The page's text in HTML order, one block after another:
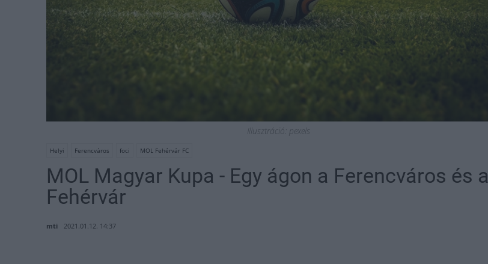
Illusztráció: pexels
Helyi Ferencváros foci MOL Fehérvár FC
MOL Magyar Kupa - Egy ágon a Ferencváros és a
Fehérvár
mti 2021.01.12. 14:37